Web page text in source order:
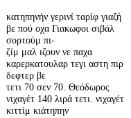
κατηπηνήν γερινί ταρίφ γιαζή
βε πού οχα Γιακωφοι σιβάλ
σορτούμ πι-
ζίμ μαλ ιζουν νε παχα
καρερκατουλαρ τεγι αστη πιρ
δεφτερ βε
τετι 70 σεν 70. Θεόδωρος
νιχαγέτ 140 λιρά τετι. νιχαγέτ
κιττίμ κιάτηπην